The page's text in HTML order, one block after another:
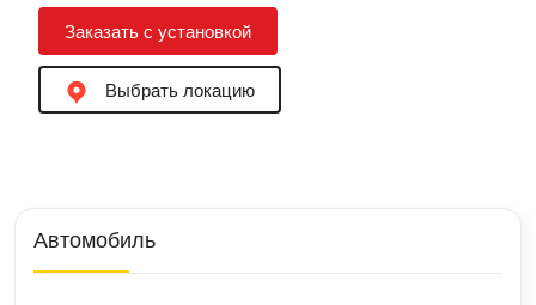
Заказать с установкой
Выбрать локацию
Автомобиль